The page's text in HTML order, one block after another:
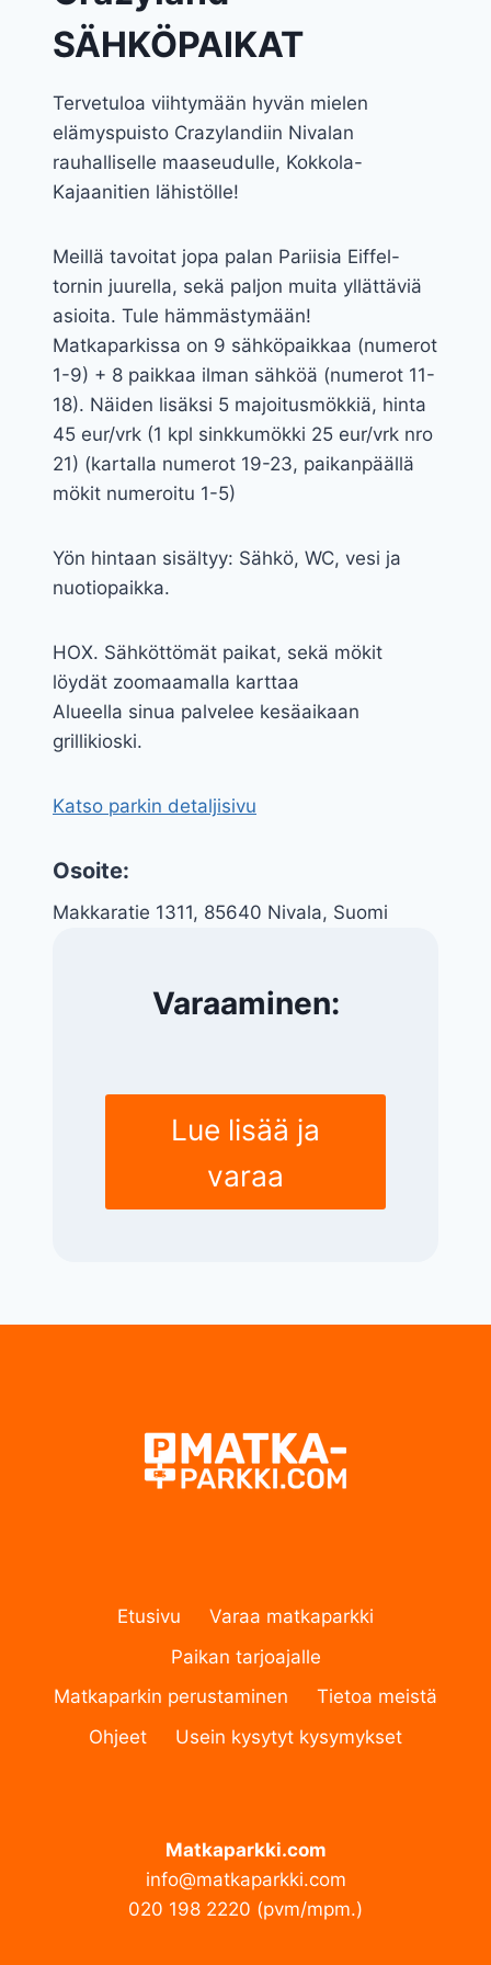
SÄHKÖPAIKAT
Tervetuloa viihtymään hyvän mielen
elämyspuisto Crazylandiin Nivalan
rauhalliselle maaseudulle, Kokkola-
Kajaanitien lähistölle!
Meillä tavoitat jopa palan Pariisia Eiffel-
tornin juurella, sekä paljon muita yllättäviä
asioita. Tule hämmästymään!
Matkaparkissa on 9 sähköpaikkaa (numerot
1-9) + 8 paikkaa ilman sähköä (numerot 11-
18). Näiden lisäksi 5 majoitusmökkiä, hinta
45 eur/vrk (1 kpl sinkkumökki 25 eur/vrk nro
21) (kartalla numerot 19-23, paikanpäällä
mökit numeroitu 1-5)
Yön hintaan sisältyy: Sähkö, WC, vesi ja
nuotiopaikka.
HOX. Sähköttömät paikat, sekä mökit
löydät zoomaamalla karttaa
Alueella sinua palvelee kesäaikaan
grillikioski.
Katso parkin detaljisivu
Osoite:
Makkaratie 1311, 85640 Nivala, Suomi
Varaaminen:
Lue lisää ja
varaa
Etusivu
Varaa matkaparkki
Paikan tarjoajalle
Matkaparkin perustaminen
Tietoa meistä
Ohjeet
Usein kysytyt kysymykset
Matkaparkki.com
info@matkaparkki.com
020 198 2220 (pvm/mpm.)